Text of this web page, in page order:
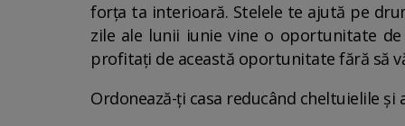
forța ta interioară. Stelele te ajută pe
zile ale lunii iunie vine o oportunitate
profitați de această oportunitate fără să
Ordonează-ți casa reducând cheltuielile